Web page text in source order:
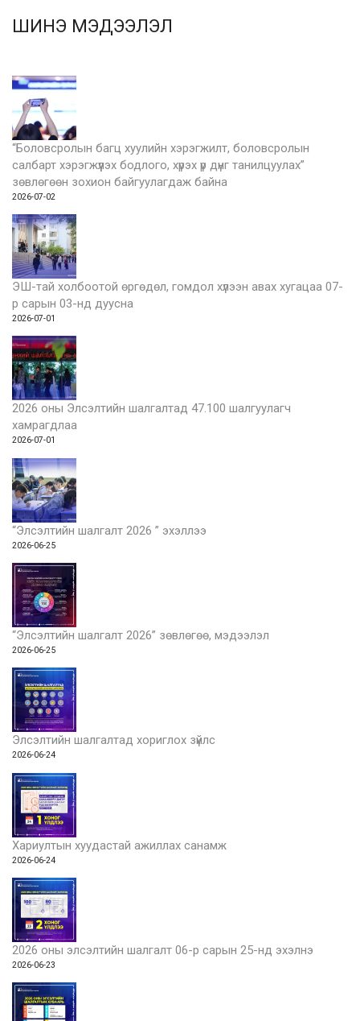
ШИНЭ МЭДЭЭЛЭЛ
“Боловсролын багц хуулийн хэрэгжилт, боловсролын
салбарт хэрэгжүүлэх бодлого, хүрэх үр дүнг танилцуулах”
зөвлөгөөн зохион байгуулагдаж байна
2026-07-02
ЭШ-тай холбоотой өргөдөл, гомдол хүлээн авах хугацаа 07-
р сарын 03-нд дуусна
2026-07-01
2026 оны Элсэлтийн шалгалтад 47.100 шалгуулагч
хамрагдлаа
2026-07-01
“Элсэлтийн шалгалт 2026 ” эхэллээ
2026-06-25
“Элсэлтийн шалгалт 2026” зөвлөгөө, мэдээлэл
2026-06-25
Элсэлтийн шалгалтад хориглох зүйлс
2026-06-24
Хариултын хуудастай ажиллах санамж
2026-06-24
2026 оны элсэлтийн шалгалт 06-р сарын 25-нд эхэлнэ
2026-06-23